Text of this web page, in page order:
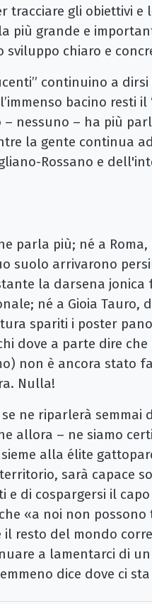
tracciare gli obiettivi e
più grande e
chiaro e
continuino a dirsi
bacino resti il
nessuno – ha più
la gente continua
Rossano e
parla più; né a
suolo arrivarono
la darsena jonica
né a Gioia Tauro,
spariti i poster
dove a parte dire
non è ancora stato
Nulla!
ne riparlerà semmai
allora – ne siamo
alla élite
sarà capace
e di cospargersi il
«a noi non possono
resto del mondo
a lamentarci di
dice dove ci